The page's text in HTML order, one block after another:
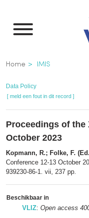
naar
inhoud
gaan
Kruimelpad
Home IMIS
Data Policy
[ meld een fout in dit record ]
Proceedings of the
October 2023
Kopmann, R.; Folke, F.
Conference 12-13 October
939230-86-1. vii, 237 pp.
Beschikbaar in
VLIZ: Open access